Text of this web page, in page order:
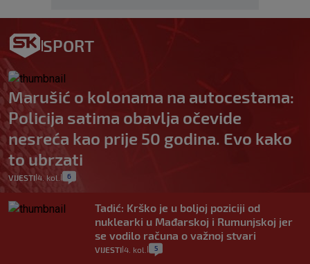
SPORT
Marušić o kolonama na autocestama:
Policija satima obavlja očevide
nesreća kao prije 50 godina. Evo kako
to ubrzati
VIJESTI 4. kol. 6
Tadić: Krško je u boljoj poziciji od
nuklearki u Mađarskoj i Rumunjskoj jer
se vodilo računa o važnoj stvari
VIJESTI 4. kol. 5